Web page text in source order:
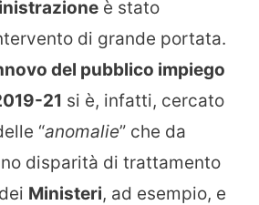
è stato
di grande portata.
del pubblico impiego
21 si è, infatti, cercato
“anomalie” che da
disparità di trattamento
Ministeri, ad esempio, e